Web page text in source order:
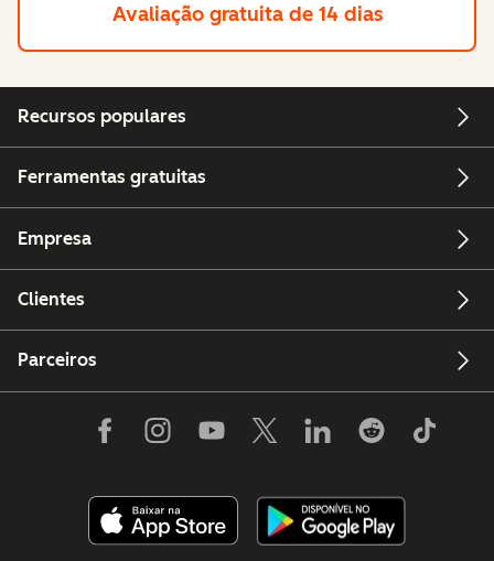
Avaliação gratuita de 14 dias
Recursos populares
Ferramentas gratuitas
Empresa
Clientes
Parceiros